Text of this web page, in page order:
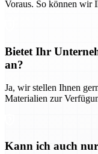
Voraus. So können wir
Bietet Ihr
an?
Ja, wir stellen Ihnen
Materialien zur
Kann ich auch